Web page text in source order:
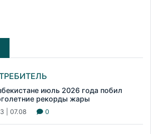
июль 2026 года побил
рекорды жары
| 07.08 0